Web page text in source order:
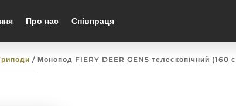
Про нас Співпраця
/ Монопод FIERY DEER GEN5 телескопічний (160